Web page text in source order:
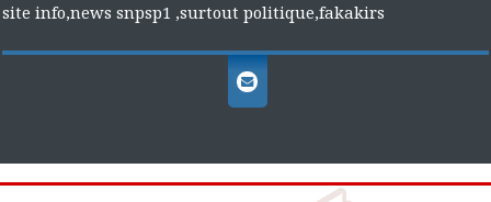
site info,news snpsp1 ,surtout politique,fakakirs